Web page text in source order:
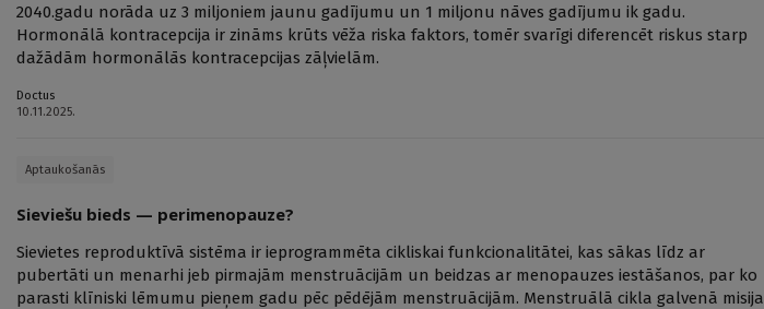
2040.gadu norāda uz 3 miljoniem jaunu gadījumu un 1 miljonu nāves gadījumu ik gadu.
Hormonālā kontracepcija ir zināms krūts vēža riska faktors, tomēr svarīgi diferencēt riskus starp
dažādām hormonālās kontracepcijas zāļvielām.
Doctus
10.11.2025.
Aptaukošanās
Sieviešu bieds — perimenopauze?
Sievietes reproduktīvā sistēma ir ieprogrammēta cikliskai funkcionalitātei, kas sākas līdz ar
pubertāti un menarhi jeb pirmajām menstruācijām un beidzas ar menopauzes iestāšanos, par ko
parasti klīniski lēmumu pieņem gadu pēc pēdējām menstruācijām. Menstruālā cikla galvenā misija